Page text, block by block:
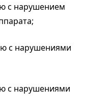
с нарушением
с нарушениями
с нарушениями